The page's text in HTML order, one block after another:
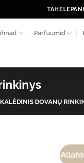
Parfuumid
DOVANŲ